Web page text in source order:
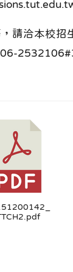
請洽本校招